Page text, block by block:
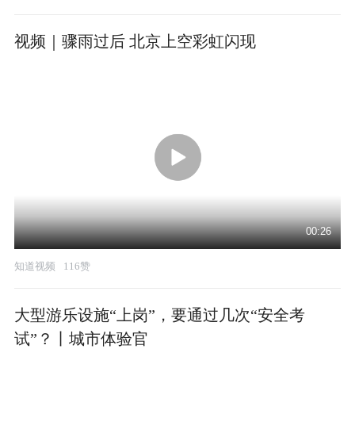
视频｜骤雨过后 北京上空彩虹闪现
00:26
知道视频 116赞
大型游乐设施“上岗”，要通过几次“安全考
试”？丨城市体验官